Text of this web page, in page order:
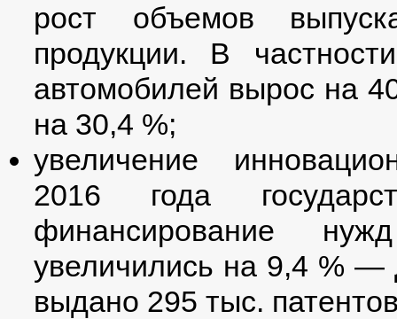
рост объемов
продукции. В
автомобилей вырос на
на 30,4 %;
увеличение
2016 года
финансирование
увеличились на 9,4 %
выдано 295 тыс.